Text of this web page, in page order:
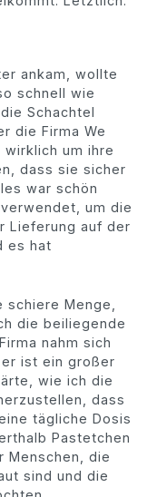
ankam, wollte
schnell wie
Schachtel
die Firma We
um ihre
dass sie sicher
war schön
um die
Lieferung auf der
es hat
Menge,
die beiliegende
nahm sich
ist ein großer
wie ich die
dass
tägliche Dosis
Pastetchen
Menschen, die
sind und die